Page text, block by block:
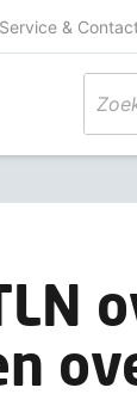
Service &